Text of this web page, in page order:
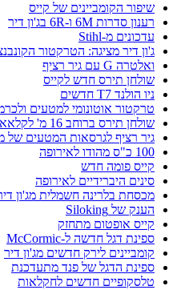
שיפור הקומביינים של קייס
רענון סדרות 6M ו-6R בג'ון דיר
עדכונים מ-Stihl
ג'ון דיר מציגה: הטרקטור
ואלטרה G עם גיר רציף
שולחן תירס חדש לקייס
ניו הולנד T7 חדשים
טרקטור אוטונומי למטעים
שולחן תירס ברוחב 16 מ' לקלאאס
גיר רציף לגרסאות המטעים של
100 כ"ס מהודו לאירופה
קייס פומה חדש
סינים היברידיים לאירופה
מכסחת בלרינה חשמלית מג'ון
הענק של Siloking
קייס אופטום מתחזק
ספינת דגל חדשה ל-McCormic
קומביינים לירק חדשים מג'ון דיר
ספינת הדגל של פנד מתעדכנת
טלסקופיים חדשים לחקלאות